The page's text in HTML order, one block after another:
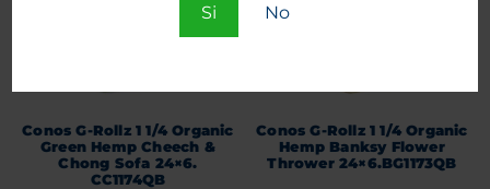
Si No
Conos G-Rollz 1 1/4 Organic
Green Hemp Cheech &
Chong Sofa 24×6.
CC1174QB
Conos G-Rollz 1 1/4 Organic
Hemp Banksy Flower
Thrower 24×6.BG1173QB